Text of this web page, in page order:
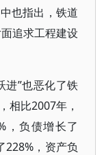
也指出，铁道
追求工程建设
进”也恶化了铁
相比2007年，
，负债增长了
228%，资产负